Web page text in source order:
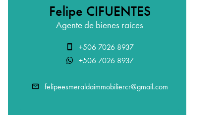
Felipe CIFUENTES
Agente de bienes raíces
+506 7026 8937
+506 7026 8937
felipeesmeraldaimmobiliercr@gmail.com